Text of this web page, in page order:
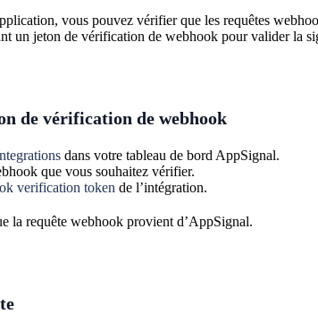
vous pouvez vérifier que les requêtes
un jeton de vérification de webhook pour valider la
de vérification de webhook
dans votre tableau de bord AppSignal.
que vous souhaitez vérifier.
verification token de l’intégration.
la requête webhook provient d’AppSignal.